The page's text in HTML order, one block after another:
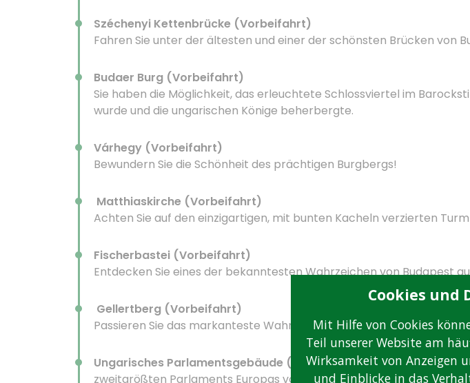
Széchenyi Kettenbrücke (Vorbeifahrt)
Fahren Sie unter der ältesten und einer der schönsten Brücken von
Budaer Burg (Vorbeifahrt)
Sie haben die Möglichkeit, das erleuchtete Schlossviertel im
wurde und die ungarischen Könige beherbergte.
Várhegy (Vorbeifahrt)
Bewundern Sie die Schönheit des prächtigen Burgbergs!
Matthiaskirche (Vorbeifahrt)
Achten Sie auf den einzigartigen, mit bunten Kacheln verzierten
Fischerbastei (Vorbeifahrt)
Entdecken Sie eines der bekanntesten Wahrzeichen von Budapest
Gellertberg (Vorbeifahrt)
Passieren Sie das markanteste Wahrzeichen Budapests, das den
Ungarisches Parlamentsgebäude (Vorbeifahrt)/ Parlamentstour
zweitgrößten Parlaments Europas vom Fluss aus!
Cookies und
Mit Hilfe von Cookies
Teil unserer Website am
Wirksamkeit von Anzeigen
und Einblicke in das